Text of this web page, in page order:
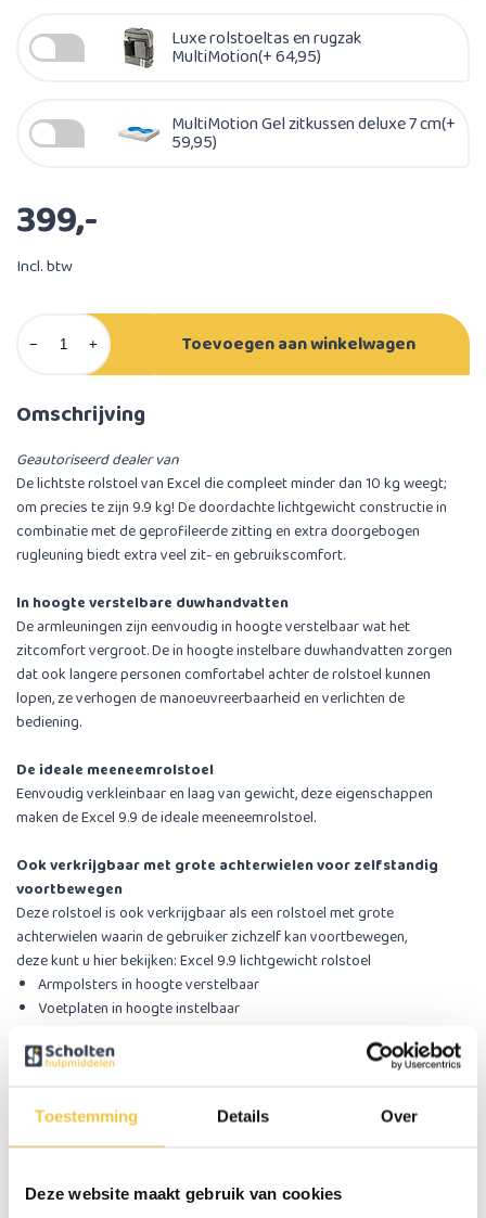
Toestemming Details Over
Deze website maakt gebruik van cookies
Luxe rolstoeltas en rugzak
MultiMotion(+ 64,95)
MultiMotion Gel zitkussen deluxe 7 cm(+
59,95)
399,-
Incl. btw
− + Toevoegen aan winkelwagen
Omschrijving
Geautoriseerd dealer van
De lichtste rolstoel van Excel die compleet minder dan 10 kg weegt;
om precies te zijn 9.9 kg! De doordachte lichtgewicht constructie in
combinatie met de geprofileerde zitting en extra doorgebogen
rugleuning biedt extra veel zit- en gebruikscomfort.
In hoogte verstelbare duwhandvatten
De armleuningen zijn eenvoudig in hoogte verstelbaar wat het
zitcomfort vergroot. De in hoogte instelbare duwhandvatten zorgen
dat ook langere personen comfortabel achter de rolstoel kunnen
lopen, ze verhogen de manoeuvreerbaarheid en verlichten de
bediening.
De ideale meeneemrolstoel
Eenvoudig verkleinbaar en laag van gewicht, deze eigenschappen
maken de Excel 9.9 de ideale meeneemrolstoel.
Ook verkrijgbaar met grote achterwielen voor zelfstandig
voortbewegen
Deze rolstoel is ook verkrijgbaar als een rolstoel met grote
achterwielen waarin de gebruiker zichzelf kan voortbewegen,
deze kunt u hier bekijken:Excel 9.9 lichtgewicht rolstoel
Armpolsters in hoogte verstelbaar
Voetplaten in hoogte instelbaar
Neerklapbare rugleuning
Begeleidersremmen
Geïntegreerde stoephulp/trapdop
Geprofileerde zitting
Opvouwbaar ultralichtgewicht aluminium frame